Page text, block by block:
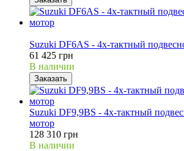
Suzuki DF6AS - 4х-тактный
61 425 грн
В наличии
Заказать
Suzuki DF9,9BS - 4х-тактный
мотор
128 310 грн
В наличии